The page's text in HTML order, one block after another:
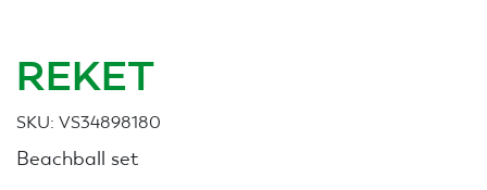
REKET
SKU: VS34898180
Beachball set